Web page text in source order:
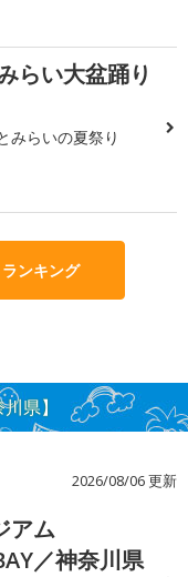
らい大盆踊り
みらいの夏祭り
ンキング
県】
2026/08/06 更新
アム
／神奈川県